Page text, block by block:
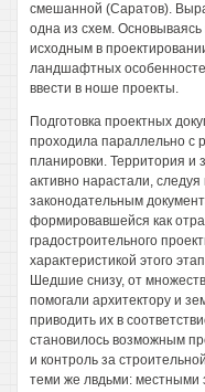
смешанной (Саратов).
одна из схем.
исходным в
ландшафтных
ввести в ноше проекты.
Подготовка проектных
проходила параллельно с
планировки. Территория и
активно нарастали,
законодательным
формировавшейся как
градостроительного
характеристикой этого
Шедшие снизу, от
помогали архитектору и
приводить их в
становилось возможным
и контроль за
теми же лвдьми: местными